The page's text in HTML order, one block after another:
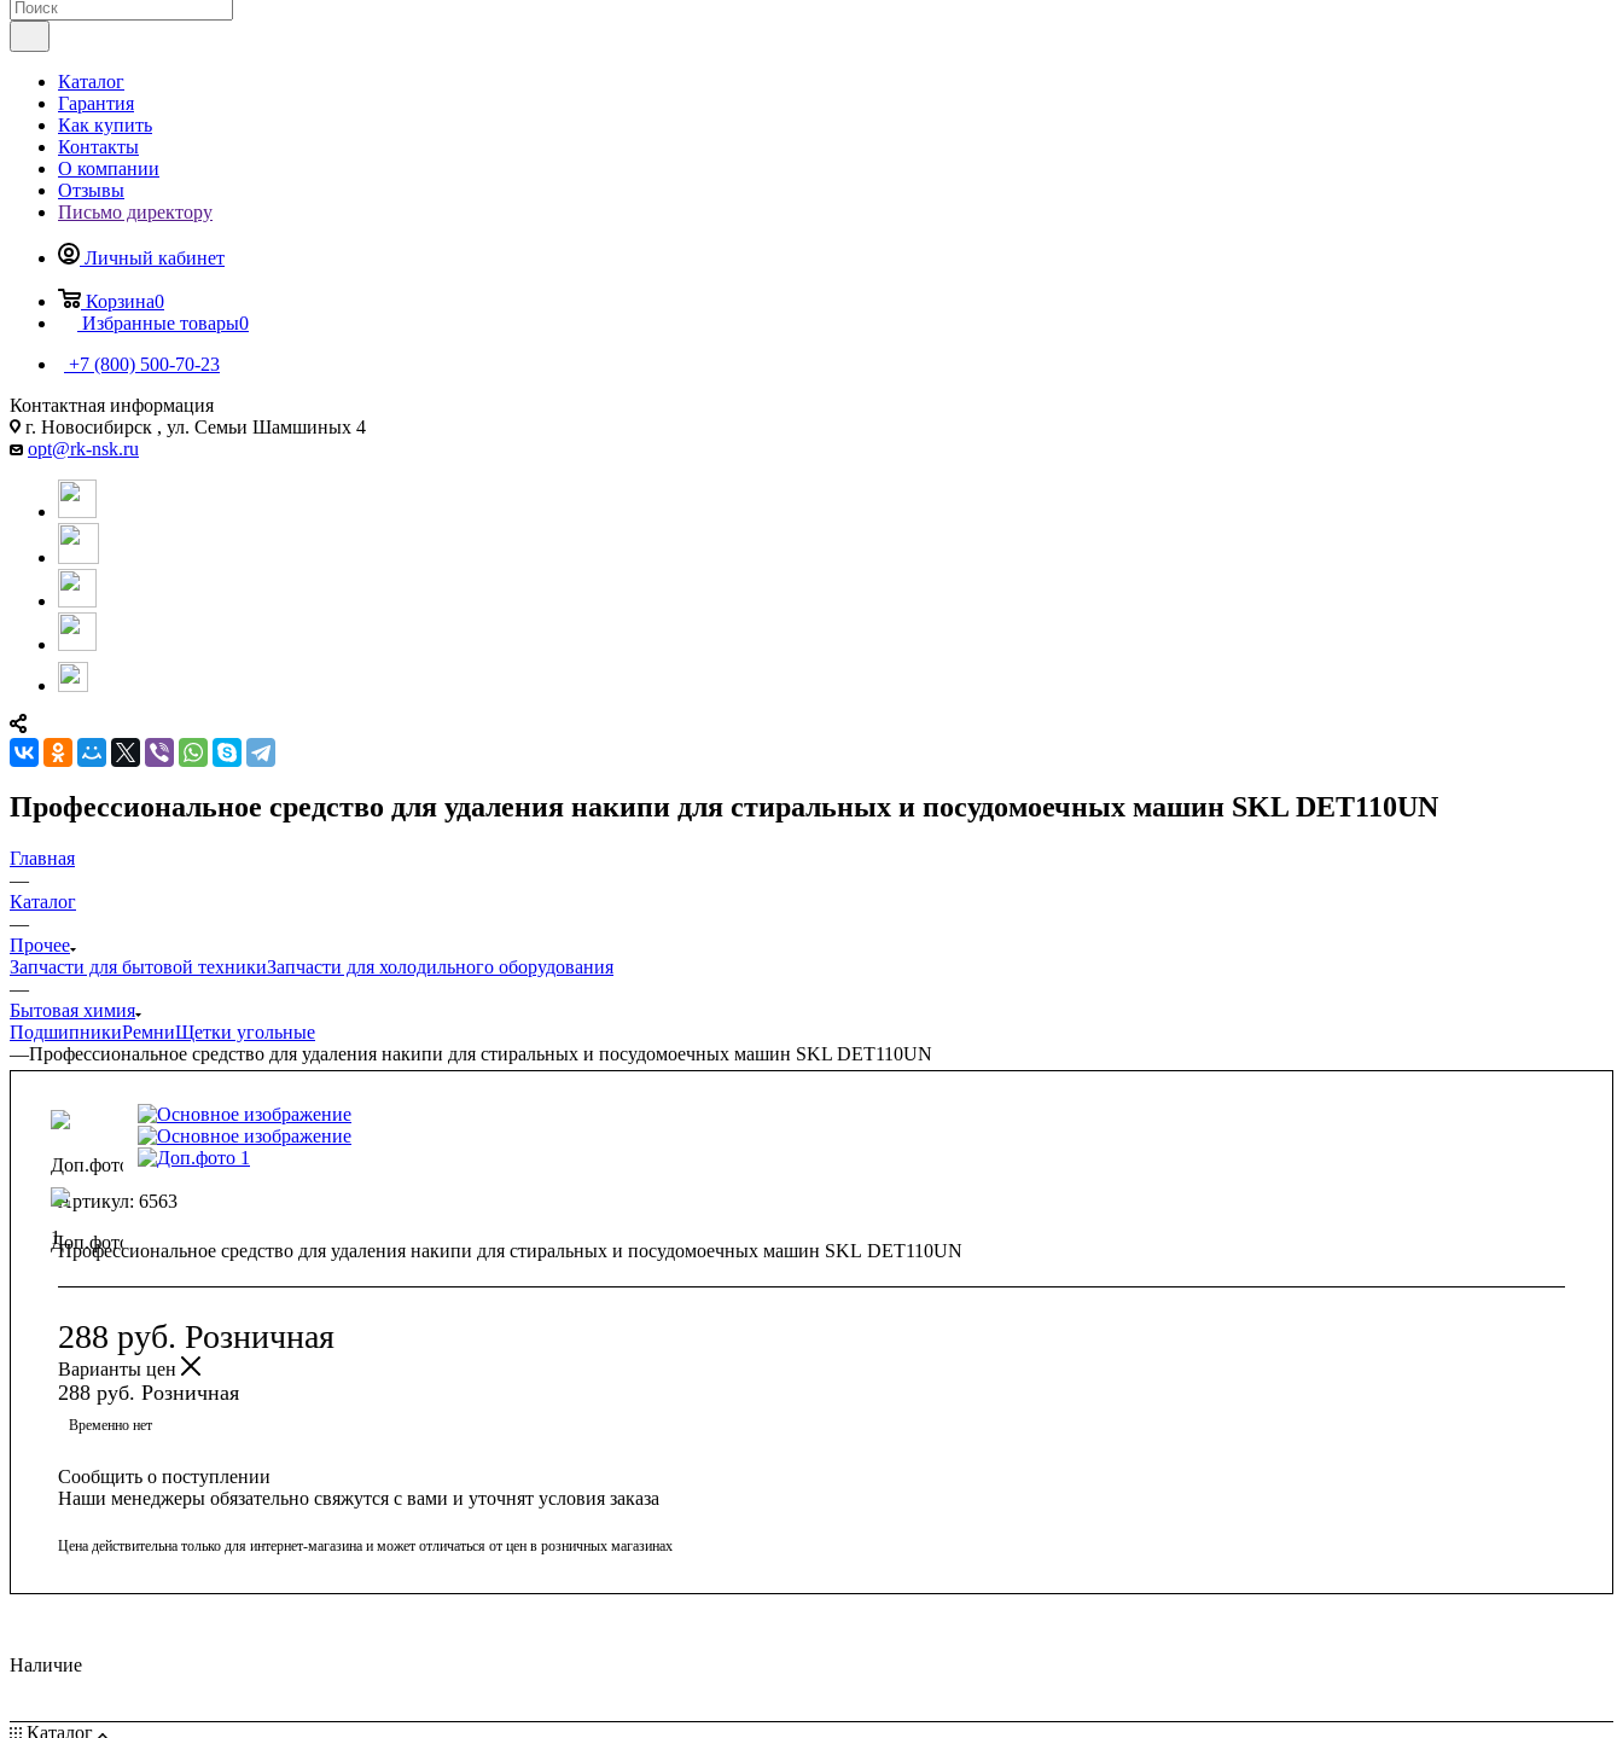
Каталог
Гарантия
Как купить
Контакты
О компании
Отзывы
Письмо директору
Личный кабинет
Корзина0
Избранные товары0
+7 (800) 500-70-23
Контактная информация
г. Новосибирск , ул. Семьи Шамшиных 4
opt@rk-nsk.ru
Профессиональное средство для удаления накипи для стиральных и посудомоечных машин SKL DET110UN
Главная
—
Каталог
—
Прочее
Запчасти для бытовой техникиЗапчасти для холодильного оборудования
—
Бытовая химия
ПодшипникиРемниЩетки угольные
—Профессиональное средство для удаления накипи для стиральных и посудомоечных машин SKL DET110UN
Артикул: 6563
Профессиональное средство для удаления накипи для стиральных и посудомоечных машин SKL DET110UN
288 руб. Розничная
Варианты цен
288 руб. Розничная
Временно нет
Сообщить о поступлении
Наши менеджеры обязательно свяжутся с вами и уточнят условия заказа
Цена действительна только для интернет-магазина и может отличаться от цен в розничных магазинах
Наличие
Каталог